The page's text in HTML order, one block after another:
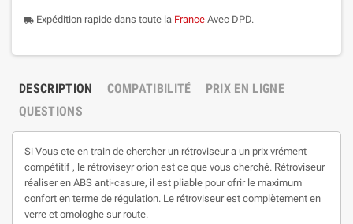
local_shipping Expédition rapide dans toute la France Avec DPD.
DESCRIPTION COMPATIBILITÉ
PRIX EN LIGNE
QUESTIONS
Si Vous ete en train de chercher un rétroviseur a un prix vrément
compétitif , le rétroviseyr orion est ce que vous cherché. Rétroviseur
réaliser en ABS anti-casure, il est pliable pour ofrir le maximum
confort en terme de régulation. Le rétroviseur est complètement en
verre et omologhe sur route.